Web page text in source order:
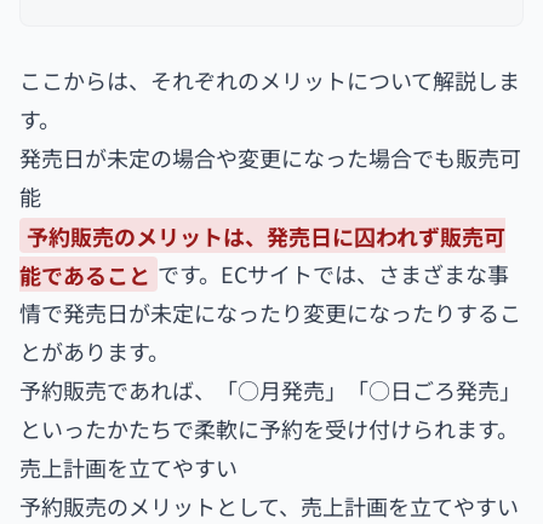
ここからは、それぞれのメリットについて解説しま
す。
発売日が未定の場合や変更になった場合でも販売可
能
予約販売のメリットは、発売日に囚われず販売可
能であること です。ECサイトでは、さまざまな事
情で発売日が未定になったり変更になったりするこ
とがあります。
予約販売であれば、「○月発売」「○日ごろ発売」
といったかたちで柔軟に予約を受け付けられます。
売上計画を立てやすい
予約販売のメリットとして、売上計画を立てやすい